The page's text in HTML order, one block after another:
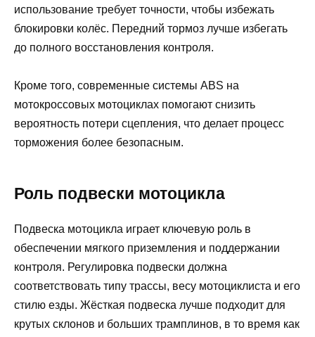
использование требует точности, чтобы избежать
блокировки колёс. Передний тормоз лучше избегать
до полного восстановления контроля.
Кроме того, современные системы ABS на
мотокроссовых мотоциклах помогают снизить
вероятность потери сцепления, что делает процесс
торможения более безопасным.
Роль подвески мотоцикла
Подвеска мотоцикла играет ключевую роль в
обеспечении мягкого приземления и поддержании
контроля. Регулировка подвески должна
соответствовать типу трассы, весу мотоциклиста и его
стилю езды. Жёсткая подвеска лучше подходит для
крутых склонов и больших трамплинов, в то время как